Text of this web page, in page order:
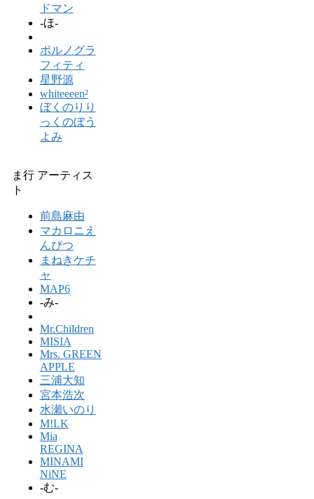
ドマン
-ほ-
ポルノグラ
フィティ
星野源
whiteeeen²
ぼくのりり
っくのぼう
よみ
ま行 アーティス
ト
前島麻由
マカロニえ
んぴつ
まねきケチ
ャ
MAP6
-み-
Mr.Children
MISIA
Mrs. GREEN
APPLE
三浦大知
宮本浩次
水瀬いのり
M!LK
Mia
REGINA
MINAMI
NiNE
-む-